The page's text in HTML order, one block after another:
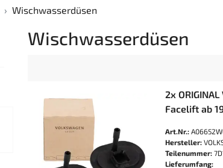
Wischwasserdüsen
Wischwasserdüsen
2x
Facelift ab
Art.Nr.:
Hersteller:
Teilenummer:
Lieferumfang: